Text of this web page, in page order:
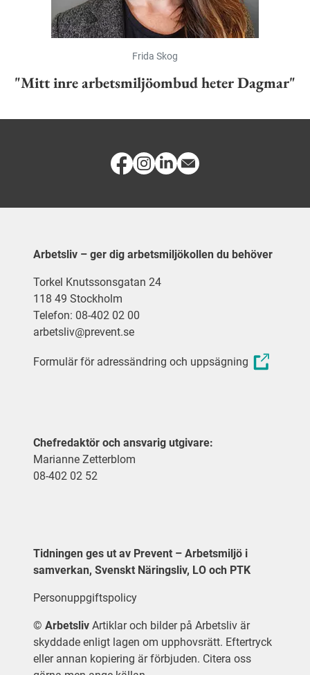
Frida Skog
"Mitt inre arbetsmiljöombud heter Dagmar"
Arbetsliv – ger dig arbetsmiljökollen du behöver
Torkel Knutssonsgatan 24
118 49 Stockholm
Telefon: 08-402 02 00
arbetsliv@prevent.se
Formulär för adressändring och uppsägning
Chefredaktör och ansvarig utgivare:
Marianne Zetterblom
08-402 02 52
Tidningen ges ut av Prevent – Arbetsmiljö i
samverkan, Svenskt Näringsliv, LO och PTK
Personuppgiftspolicy
© Arbetsliv Artiklar och bilder på Arbetsliv är
skyddade enligt lagen om upphovsrätt. Eftertryck
eller annan kopiering är förbjuden. Citera oss